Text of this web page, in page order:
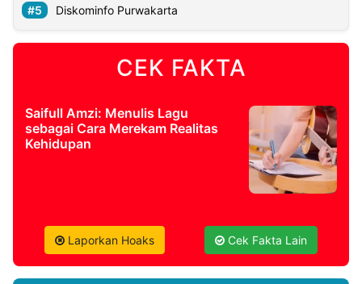
Diskominfo Purwakarta
CEK FAKTA
Saifull Amzi: Menulis Lagu
sebagai Cara Merekam Realitas
Kehidupan
Laporkan Hoaks Cek Fakta Lain